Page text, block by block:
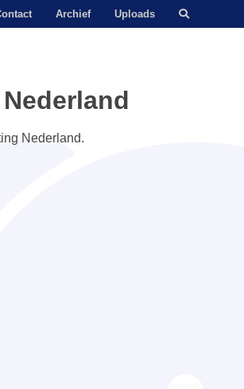
Archief Uploads
Nederland.